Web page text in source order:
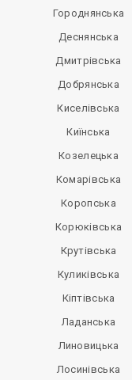
Городнянська
Деснянська
Дмитрівська
Добрянська
Киселівська
Киїнська
Козелецька
Комарівська
Коропська
Корюківська
Крутівська
Куликівська
Кіптівська
Ладанська
Линовицька
Лосинівська